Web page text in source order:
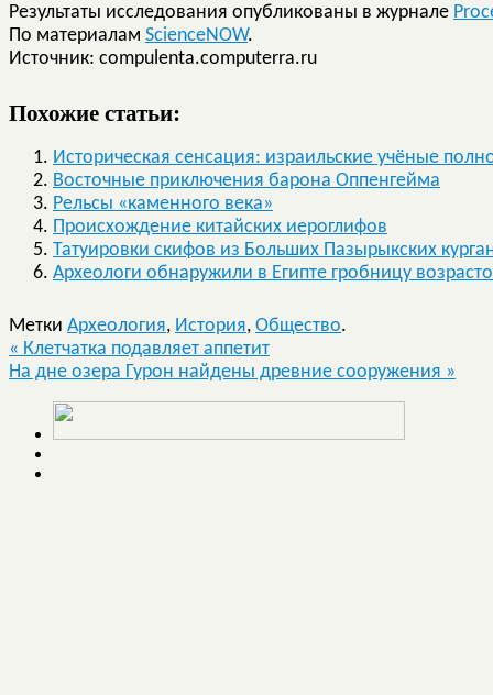
Результаты исследования опубликованы в журнале
По материалам ScienceNOW.
Источник: compulenta.computerra.ru
Похожие статьи:
Историческая сенсация: израильские учёные
Восточные приключения барона Оппенгейма
Рельсы «каменного века»
Происхождение китайских иероглифов
Татуировки скифов из Больших Пазырыкских
Археологи обнаружили в Египте гробницу
Метки Археология, История, Общество.
« Клетчатка подавляет аппетит
На дне озера Гурон найдены древние сооружения »